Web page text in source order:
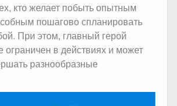
кто желает побыть опытным
пошагово спланировать
При этом, главный герой
в действиях и может
разнообразные